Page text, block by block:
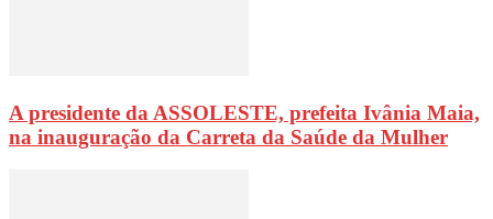
A presidente da ASSOLESTE, prefeita Ivânia Maia,
na inauguração da Carreta da Saúde da Mulher